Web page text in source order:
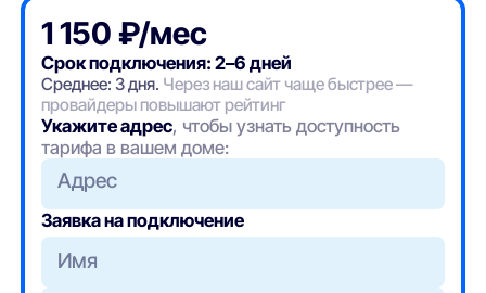
1 150 ₽/мес
Срок подключения: 2–6 дней
Среднее: 3 дня. Через наш сайт чаще быстрее —
провайдеры повышают рейтинг
Укажите адрес, чтобы узнать доступность
тарифа в вашем доме:
Адрес
Заявка на подключение